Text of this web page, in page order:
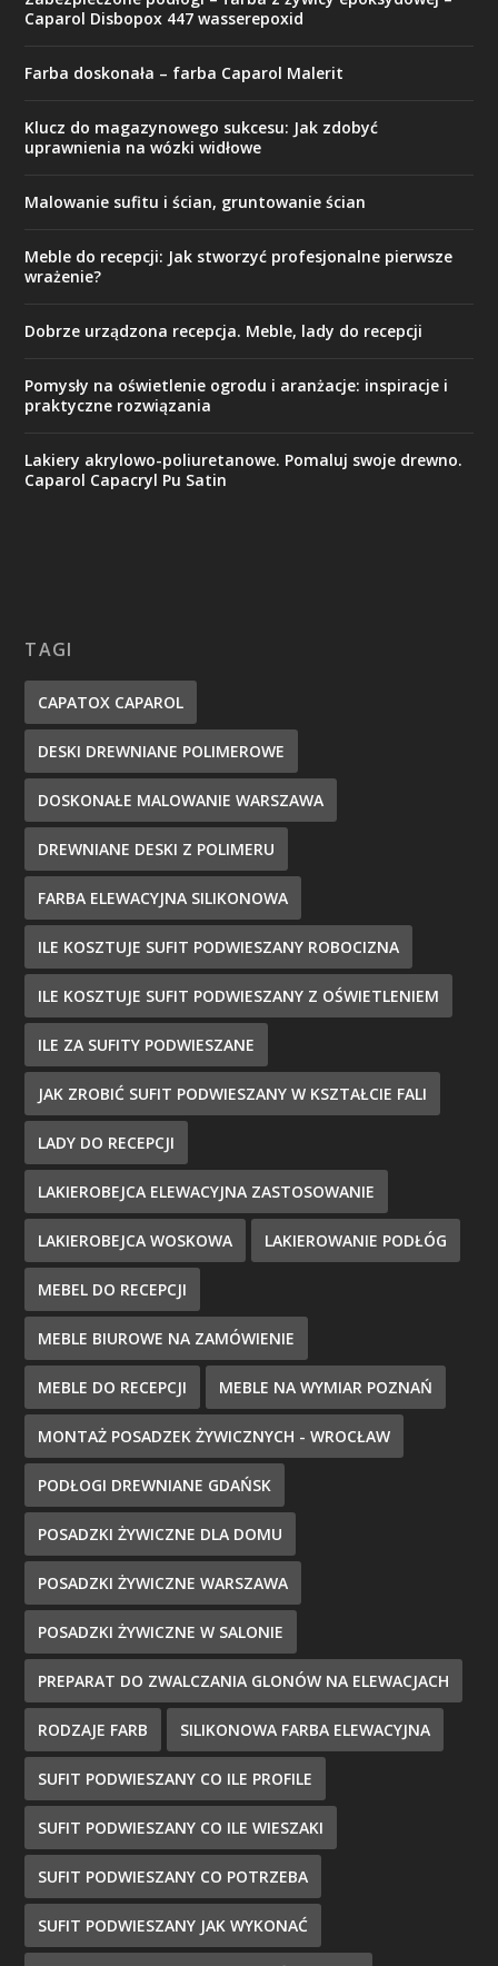
Caparol Disbopox 447 wasserepoxid
Farba doskonała – farba Caparol Malerit
Klucz do magazynowego sukcesu: Jak zdobyć
uprawnienia na wózki widłowe
Malowanie sufitu i ścian, gruntowanie ścian
Meble do recepcji: Jak stworzyć profesjonalne pierwsze
wrażenie?
Dobrze urządzona recepcja. Meble, lady do recepcji
Pomysły na oświetlenie ogrodu i aranżacje: inspiracje i
praktyczne rozwiązania
Lakiery akrylowo-poliuretanowe. Pomaluj swoje drewno.
Caparol Capacryl Pu Satin
TAGI
CAPATOX CAPAROL
DESKI DREWNIANE POLIMEROWE
DOSKONAŁE MALOWANIE WARSZAWA
DREWNIANE DESKI Z POLIMERU
FARBA ELEWACYJNA SILIKONOWA
ILE KOSZTUJE SUFIT PODWIESZANY ROBOCIZNA
ILE KOSZTUJE SUFIT PODWIESZANY Z OŚWIETLENIEM
ILE ZA SUFITY PODWIESZANE
JAK ZROBIĆ SUFIT PODWIESZANY W KSZTAŁCIE FALI
LADY DO RECEPCJI
LAKIEROBEJCA ELEWACYJNA ZASTOSOWANIE
LAKIEROBEJCA WOSKOWA LAKIEROWANIE PODŁÓG
MEBEL DO RECEPCJI
MEBLE BIUROWE NA ZAMÓWIENIE
MEBLE DO RECEPCJI MEBLE NA WYMIAR POZNAŃ
MONTAŻ POSADZEK ŻYWICZNYCH - WROCŁAW
PODŁOGI DREWNIANE GDAŃSK
POSADZKI ŻYWICZNE DLA DOMU
POSADZKI ŻYWICZNE WARSZAWA
POSADZKI ŻYWICZNE W SALONIE
PREPARAT DO ZWALCZANIA GLONÓW NA ELEWACJACH
RODZAJE FARB SILIKONOWA FARBA ELEWACYJNA
SUFIT PODWIESZANY CO ILE PROFILE
SUFIT PODWIESZANY CO ILE WIESZAKI
SUFIT PODWIESZANY CO POTRZEBA
SUFIT PODWIESZANY JAK WYKONAĆ